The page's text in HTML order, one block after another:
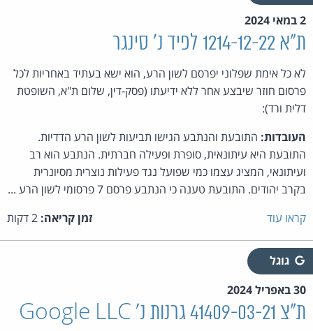
2 במאי 2024
ת"א 1214-12-22 לפיד נ' סינגר
לא כל אימת שפלוני יפרסם לשון הרע, הוא ישא בעתיד באחריות לכל
פרסום חוזר שיבצע אחר ללא ידיעתו (פסק-דין, שלום ת"א, השופטת
דלית ורד):
העובדות: התובעת והנתבע הגישו תביעות לשון הרע הדדיות.
התובעת היא עיתונאית, סופרת ופעילה חברתית. הנתבע הוא רב
ועיתונאי, המציג עצמו כמי שפועל נגד פעילות נוצרית מסיונרית
בקרב יהודים. התובעת טענה כי הנתבע פרסם 7 פרסומי לשון הרע ...
קראו עוד
זמן קריאה:
גוגל
30 באפריל 2024
ת"צ 41409-03-21 גרנות נ' Google LLC